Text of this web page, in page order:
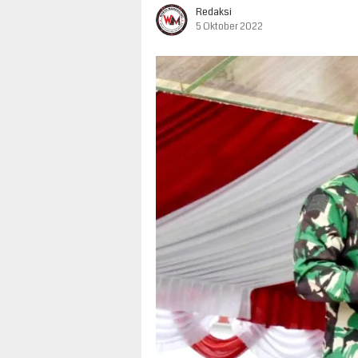
Redaksi
5 Oktober 2022